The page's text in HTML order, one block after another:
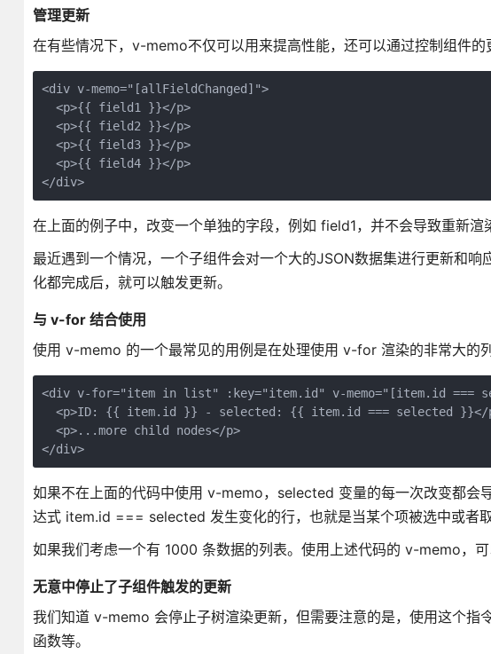
管理更新
在有些情况下，v-memo不仅可以用来提高性能，还可以通过控制组件的
<div v-memo="[allFieldChanged]">
  <p>{{ field1 }}</p>
  <p>{{ field2 }}</p>
  <p>{{ field3 }}</p>
  <p>{{ field4 }}</p>
</div>
在上面的例子中，改变一个单独的字段，例如 field1，并不会导致重新渲
最近遇到一个情况，一个子组件会对一个大的JSON数据集进行更新和
化都完成后，就可以触发更新。
与 v-for 结合使用
使用 v-memo 的一个最常见的用例是在处理使用 v-for 渲染的非常大的列
<div v-for="item in list" :key="item.id" v-memo="[item.id ===
<p>ID: {{ item.id }} - selected: {{ item.id === selected }}</
  <p>...more child nodes</p>
</div>
如果不在上面的代码中使用 v-memo，selected 变量的每一次改变都会
达式 item.id === selected 发生变化的行，也就是当某个项被选中或者取
如果我们考虑一个有 1000 条数据的列表。使用上述代码的 v-memo，
无意中停止了子组件触发的更新
我们知道 v-memo 会停止子树渲染更新，但需要注意的是，使用这个
函数等。